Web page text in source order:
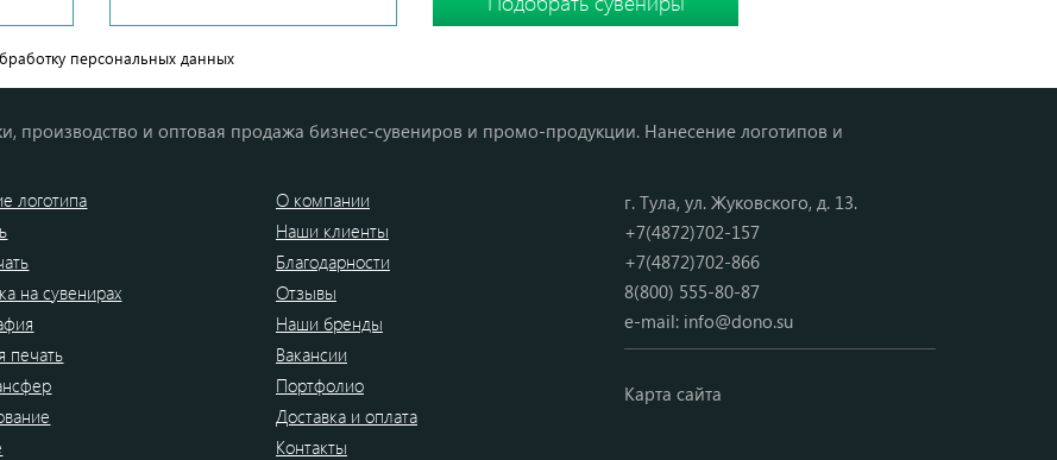
персональных данных
производство и оптовая продажа бизнес-сувениров и промо-продукции. Нанесение логотипов и
логотипа
на сувенирах
печать
О компании
Наши клиенты
Благодарности
Отзывы
Наши бренды
Вакансии
Портфолио
Доставка и оплата
Контакты
г. Тула, ул. Жуковского, д. 13.
+7(4872)702-157
+7(4872)702-866
8(800) 555-80-87
e-mail: info@dono.su
Карта сайта